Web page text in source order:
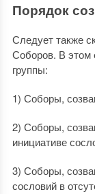
Порядок
Следует также
Соборов. В этом
группы:
1) Соборы,
2) Соборы,
инициативе
3) Соборы,
сословий в